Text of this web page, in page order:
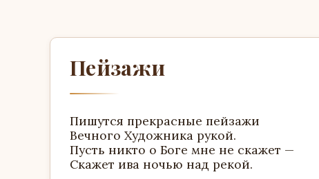
Пейзажи
Пишутся прекрасные пейзажи
Вечного Художника рукой.
Пусть никто о Боге мне не скажет —
Скажет ива ночью над рекой.